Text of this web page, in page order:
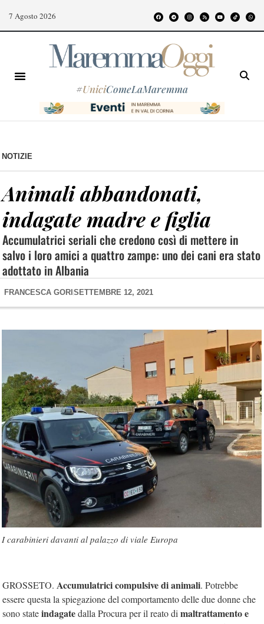
7 Agosto 2026
#UniciComeLaMaremma
NOTIZIE
Animali abbandonati,
indagate madre e figlia
Accumulatrici seriali che credono così di mettere in
salvo i loro amici a quattro zampe: uno dei cani era stato
adottato in Albania
FRANCESCA GORI SETTEMBRE 12, 2021
I carabinieri davanti al palazzo di viale Europa
GROSSETO. Accumulatrici compulsive di animali. Potrebbe
essere questa la spiegazione del comportamento delle due donne che
sono stateindagatedalla Procura per il reato di maltrattamento e